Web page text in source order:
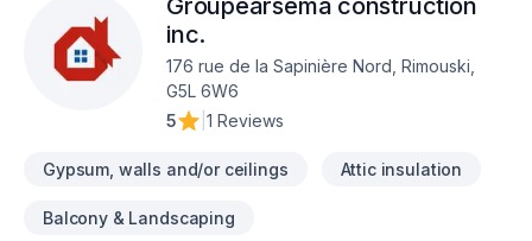
Groupearsema construction
inc.
176 rue de la Sapinière Nord, Rimouski,
G5L 6W6
5
1 Reviews
Gypsum, walls and/or ceilings Attic insulation
Balcony & Landscaping